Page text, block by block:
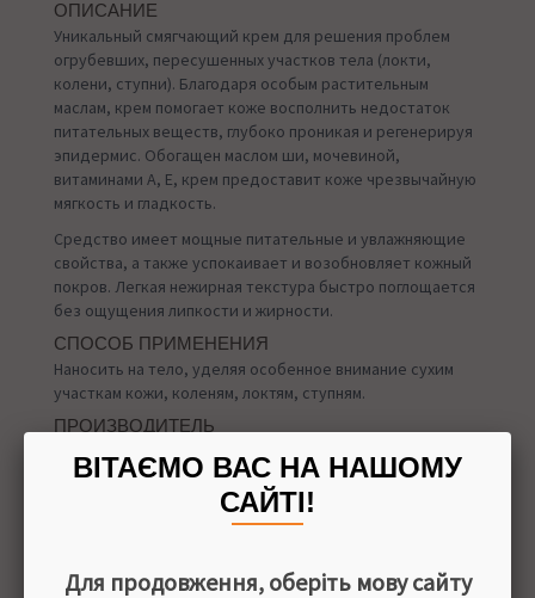
ОПИСАНИЕ
Уникальный смягчающий крем для решения проблем
огрубевших, пересушенных участков тела (локти,
колени, ступни). Благодаря особым растительным
маслам, крем помогает коже восполнить недостаток
питательных веществ, глубоко проникая и регенерируя
эпидермис. Обогащен маслом ши, мочевиной,
витаминами А, Е, крем предоставит коже чрезвычайную
мягкость и гладкость.
Средство имеет мощные питательные и увлажняющие
свойства, а также успокаивает и возобновляет кожный
покров. Легкая нежирная текстура быстро поглощается
без ощущения липкости и жирности.
СПОСОБ ПРИМЕНЕНИЯ
Наносить на тело, уделяя особенное внимание сухим
участкам кожи, коленям, локтям, ступням.
ПРОИЗВОДИТЕЛЬ
ВІТАЄМО ВАС НА НАШОМУ
САЙТІ!
Для продовження, оберіть мову сайту